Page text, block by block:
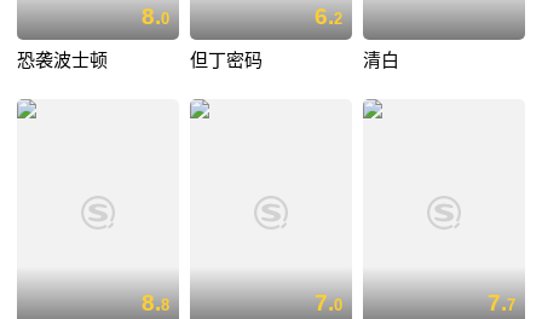
8.0
恐袭波士顿
6.2
但丁密码 清白
8.8 7.0 7.7